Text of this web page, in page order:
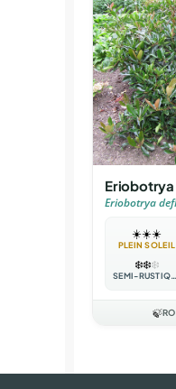
Eriobotrya
☀️☀️☀️
PLEIN SOLEIL
❄️❄️❄️
SEMI-RUSTIQUE
🍃